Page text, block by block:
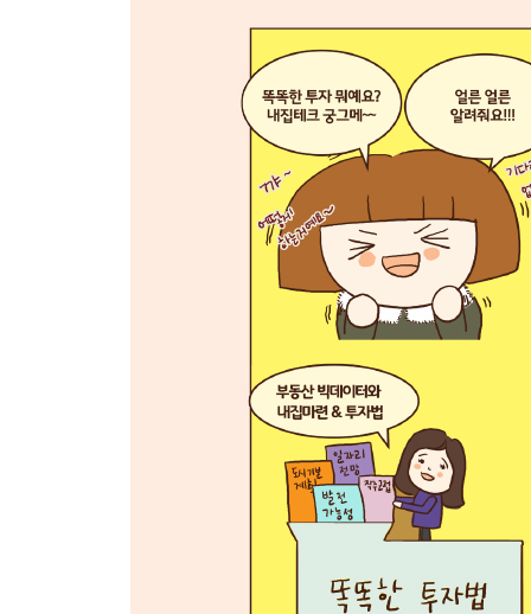
Part 3 부동산과 친해지기
1장 매일, 매주, 매월 체크! 부동산 정보
[알돈신잡] 손쉽고 유용한 부동산 앱
2장 지도를 보면 돈이 보인다
3장 부동산에서 사람과 돈이 모이는 힘[알돈신잡]
[알돈신잡] 문재인 정부의 부동산 공급 정책 3기 신
[알돈신잡] 학군과 학원가
4장 똑똑한 부동산 현장조사 팁
Part 4 똑똑한 내집 마련과 투자
1장 부동산 계약서 쓰기의 기본
2장 주택 구입에 대출 전략은 필수다
3장 집값 올리는 인테리어 투자법